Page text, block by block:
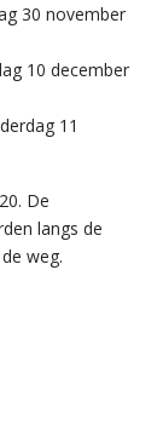
30 november
10 december
11
De
langs de
weg.